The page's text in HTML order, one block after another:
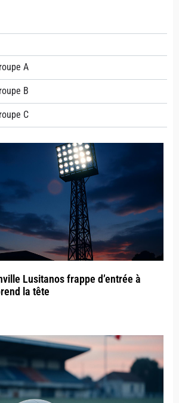
A
B
C
Lusitanos frappe d’entrée à
la tête